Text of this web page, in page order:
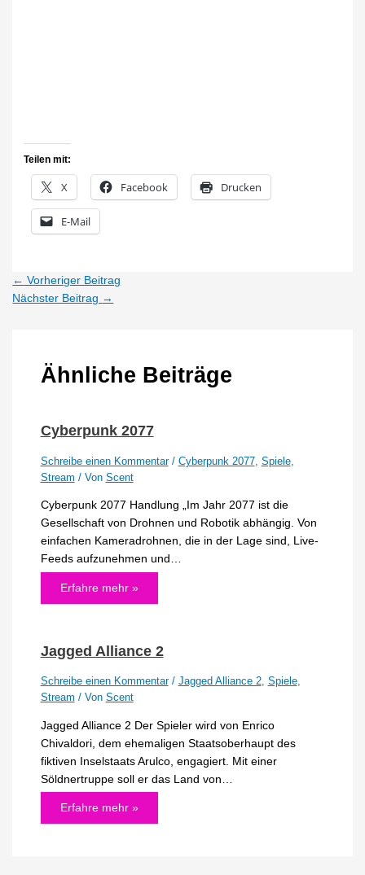
Teilen mit:
X Facebook Drucken
E-Mail
← Vorheriger Beitrag
Nächster Beitrag →
Ähnliche Beiträge
Cyberpunk 2077
Schreibe einen Kommentar / Cyberpunk 2077, Spiele,
Stream / Von Scent
Cyberpunk 2077 Handlung „Im Jahr 2077 ist die
Gesellschaft von Drohnen und Robotik abhängig. Von
einfachen Kameradrohnen, die in der Lage sind, Live-
Feeds aufzunehmen und…
Erfahre mehr »
Jagged Alliance 2
Schreibe einen Kommentar / Jagged Alliance 2, Spiele,
Stream / Von Scent
Jagged Alliance 2 Der Spieler wird von Enrico
Chivaldori, dem ehemaligen Staatsoberhaupt des
fiktiven Inselstaats Arulco, engagiert. Mit einer
Söldnertruppe soll er das Land von…
Erfahre mehr »